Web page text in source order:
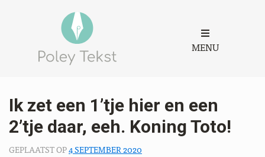
MENU
Ik zet een 1’tje hier en een
2’tje daar, eeh. Koning Toto!
GEPLAATST OP4 SEPTEMBER 2020